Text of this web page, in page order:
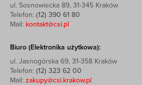
ul. Sosnowiecka 89, 31-345 Kraków
Telefon: (12) 390 61 80
Mail: kontakt@csi.pl
Biuro (Elektronika użytkowa):
ul. Jasnogórska 69, 31-358 Kraków
Telefon: (12) 323 62 00
Mail: zakupy@csi.krakow.pl